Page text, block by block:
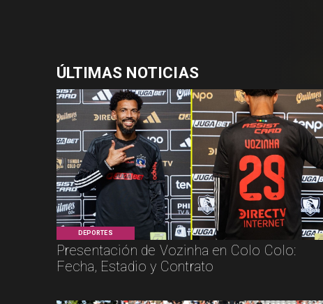
DEPORTES
Presentación de Vozinha en Colo Colo:
Fecha, Estadio y Contrato
ÚLTIMAS NOTICIAS